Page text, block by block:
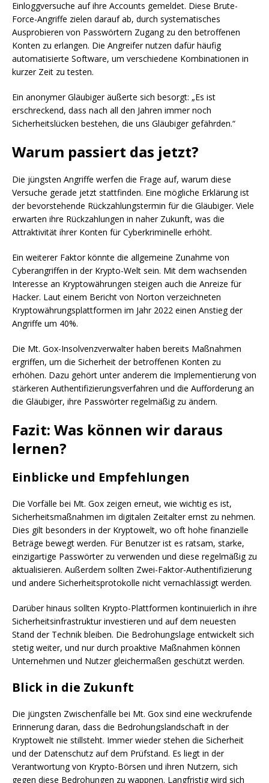
Einloggversuche auf ihre Accounts gemeldet. Diese Brute-
Force-Angriffe zielen darauf ab, durch systematisches
Ausprobieren von Passwörtern Zugang zu den betroffenen
Konten zu erlangen. Die Angreifer nutzen dafür häufig
automatisierte Software, um verschiedene Kombinationen in
kurzer Zeit zu testen.
Ein anonymer Gläubiger äußerte sich besorgt: „Es ist
erschreckend, dass nach all den Jahren immer noch
Sicherheitslücken bestehen, die uns Gläubiger gefährden.“
Warum passiert das jetzt?
Die jüngsten Angriffe werfen die Frage auf, warum diese
Versuche gerade jetzt stattfinden. Eine mögliche Erklärung ist
der bevorstehende Rückzahlungstermin für die Gläubiger. Viele
erwarten ihre Rückzahlungen in naher Zukunft, was die
Attraktivität ihrer Konten für Cyberkriminelle erhöht.
Ein weiterer Faktor könnte die allgemeine Zunahme von
Cyberangriffen in der Krypto-Welt sein. Mit dem wachsenden
Interesse an Kryptowährungen steigen auch die Anreize für
Hacker. Laut einem Bericht von Norton verzeichneten
Kryptowährungsplattformen im Jahr 2022 einen Anstieg der
Angriffe um 40%.
Die Mt. Gox-Insolvenzverwalter haben bereits Maßnahmen
ergriffen, um die Sicherheit der betroffenen Konten zu
erhöhen. Dazu gehört unter anderem die Implementierung von
stärkeren Authentifizierungsverfahren und die Aufforderung an
die Gläubiger, ihre Passwörter regelmäßig zu ändern.
Fazit: Was können wir daraus
lernen?
Einblicke und Empfehlungen
Die Vorfälle bei Mt. Gox zeigen erneut, wie wichtig es ist,
Sicherheitsmaßnahmen im digitalen Zeitalter ernst zu nehmen.
Dies gilt besonders in der Kryptowelt, wo oft hohe finanzielle
Beträge bewegt werden. Für Benutzer ist es ratsam, starke,
einzigartige Passwörter zu verwenden und diese regelmäßig zu
aktualisieren. Außerdem sollten Zwei-Faktor-Authentifizierung
und andere Sicherheitsprotokolle nicht vernachlässigt werden.
Darüber hinaus sollten Krypto-Plattformen kontinuierlich in ihre
Sicherheitsinfrastruktur investieren und auf dem neuesten
Stand der Technik bleiben. Die Bedrohungslage entwickelt sich
stetig weiter, und nur durch proaktive Maßnahmen können
Unternehmen und Nutzer gleichermaßen geschützt werden.
Blick in die Zukunft
Die jüngsten Zwischenfälle bei Mt. Gox sind eine weckrufende
Erinnerung daran, dass die Bedrohungslandschaft in der
Kryptowelt nie stillsteht. Immer wieder stehen die Sicherheit
und der Datenschutz auf dem Prüfstand. Es liegt in der
Verantwortung von Krypto-Börsen und ihren Nutzern, sich
gegen diese Bedrohungen zu wappnen. Langfristig wird sich